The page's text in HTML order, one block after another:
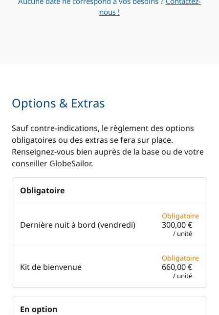
nous !
Options & Extras
Sauf contre-indications, le règlement des options
obligatoires ou des extras se fera sur place.
Renseignez-vous bien auprès de la base ou de votre
conseiller GlobeSailor.
Obligatoire
Dernière nuit à bord (vendredi)
Obligatoire
300,00 €
/ unité
Kit de bienvenue
Obligatoire
660,00 €
/ unité
En option